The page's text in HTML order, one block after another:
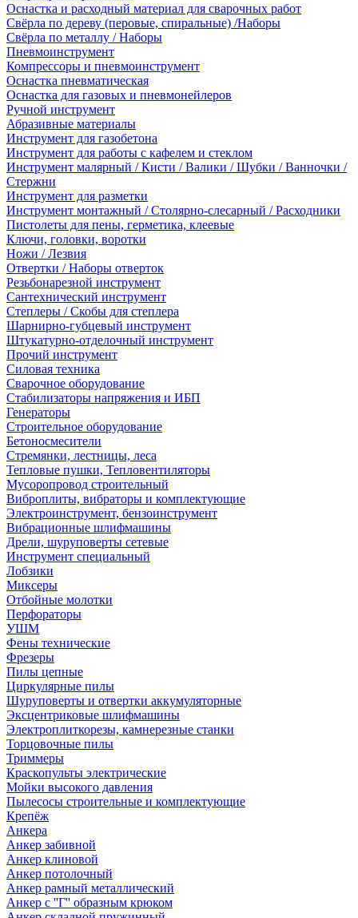
Оснастка и расходный материал для сварочных работ
Свёрла по дереву (перовые, спиральные) /Наборы
Свёрла по металлу / Наборы
Пневмоинструмент
Компрессоры и пневмоинструмент
Оснастка пневматическая
Оснастка для газовых и пневмонейлеров
Ручной инструмент
Абразивные материалы
Инструмент для газобетона
Инструмент для работы с кафелем и стеклом
Инструмент малярный / Кисти / Валики / Шубки / Ванночки /
Стержни
Инструмент для разметки
Инструмент монтажный / Столярно-слесарный / Расходники
Пистолеты для пены, герметика, клеевые
Ключи, головки, воротки
Ножи / Лезвия
Отвертки / Наборы отверток
Резьбонарезной инструмент
Сантехнический инструмент
Степлеры / Скобы для степлера
Шарнирно-губцевый инструмент
Штукатурно-отделочный инструмент
Прочий инструмент
Силовая техника
Сварочное оборудование
Стабилизаторы напряжения и ИБП
Генераторы
Строительное оборудование
Бетоносмесители
Стремянки, лестницы, леса
Тепловые пушки, Тепловентиляторы
Мусоропровод строительный
Виброплиты, вибраторы и комплектующие
Электроинструмент, бензоинструмент
Вибрационные шлифмашины
Дрели, шуруповерты сетевые
Инструмент специальный
Лобзики
Миксеры
Отбойные молотки
Перфораторы
УШМ
Фены технические
Фрезеры
Пилы цепные
Циркулярные пилы
Шуруповерты и отвертки аккумуляторные
Эксцентриковые шлифмашины
Электроплиткорезы, камнерезные станки
Торцовочные пилы
Триммеры
Краскопульты электрические
Мойки высокого давления
Пылесосы строительные и комплектующие
Крепёж
Анкера
Анкер забивной
Анкер клиновой
Анкер потолочный
Анкер рамный металлический
Анкер с ''Г'' образным крюком